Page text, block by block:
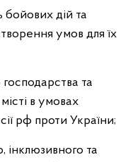
дій та
умов для їх
господарства та
в умовах
рф проти України;
інклюзивного та